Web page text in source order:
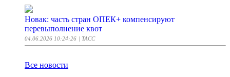
Новак: часть стран ОПЕК+ компенсируют
перевыполнение квот
04.06.2026 10:24:26 | ТАСС
Все новости